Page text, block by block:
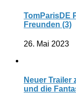
TomParisDE
Freunden (3)
26. Mai 2023
Neuer Trailer
und die